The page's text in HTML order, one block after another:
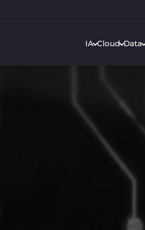
IA Cloud Data